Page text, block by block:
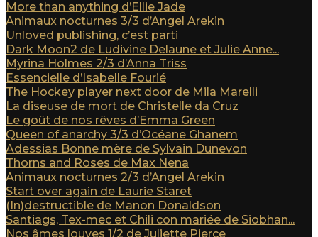
More than anything d’Ellie Jade
Animaux nocturnes 3/3 d’Angel Arekin
Unloved publishing, c’est parti
Dark Moon2 de Ludivine Delaune et Julie Anne...
Myrina Holmes 2/3 d’Anna Triss
Essencielle d’Isabelle Fourié
The Hockey player next door de Mila Marelli
La diseuse de mort de Christelle da Cruz
Le goût de nos rêves d’Emma Green
Queen of anarchy 3/3 d’Océane Ghanem
Adessias Bonne mère de Sylvain Dunevon
Thorns and Roses de Max Nena
Animaux nocturnes 2/3 d’Angel Arekin
Start over again de Laurie Staret
(In)destructible de Manon Donaldson
Santiags, Tex-mec et Chili con mariée de Siobhan...
Nos âmes louves 1/2 de Juliette Pierce